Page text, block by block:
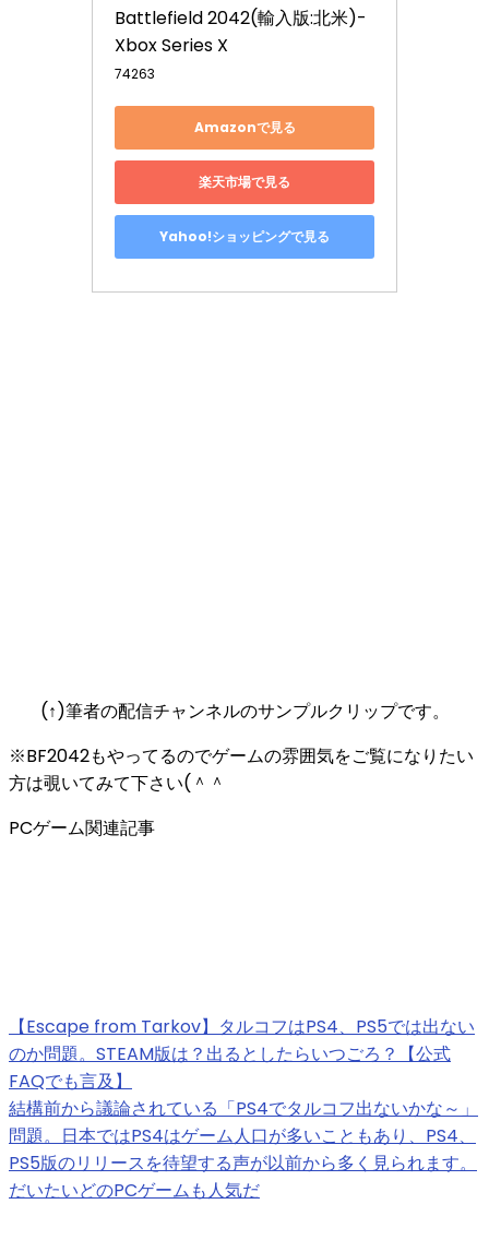
Battlefield 2042(輸入版:北米)-
Xbox Series X
74263
Amazonで見る
楽天市場で見る
Yahoo!ショッピングで見る
(↑)筆者の配信チャンネルのサンプルクリップです。
※BF2042もやってるのでゲームの雰囲気をご覧になりたい
方は覗いてみて下さい(＾＾
PCゲーム関連記事
【Escape from Tarkov】タルコフはPS4、PS5では出ない
のか問題。STEAM版は？出るとしたらいつごろ？【公式
FAQでも言及】
結構前から議論されている「PS4でタルコフ出ないかな～」
問題。日本ではPS4はゲーム人口が多いこともあり、PS4、
PS5版のリリースを待望する声が以前から多く見られます。
だいたいどのPCゲームも人気だ